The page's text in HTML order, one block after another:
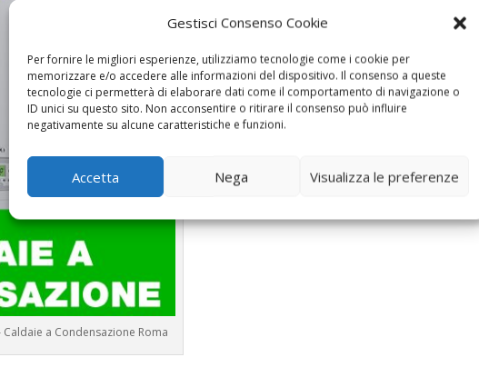
Gestisci Consenso Cookie
Per fornire le migliori esperienze, utilizziamo tecnologie come i cookie per
memorizzare e/o accedere alle informazioni del dispositivo. Il consenso a queste
tecnologie ci permetterà di elaborare dati come il comportamento di navigazione o
ID unici su questo sito. Non acconsentire o ritirare il consenso può influire
negativamente su alcune caratteristiche e funzioni.
Accetta Nega Visualizza le preferenze
a Condensazione Roma
Caldaia
Riparazione
Caldaia
Pronto Intervento Caldaia
SostituzioneCaldaia
PuliziaCaldaia Condensazione
Controllo Fumi
Caldaia
Caldaia
VenditaCaldaia Condensazione
Caldaia Condensazione